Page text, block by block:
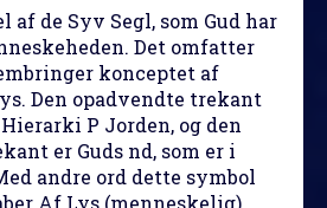
af de Syv Segl, som Gud har
Det omfatter
konceptet af
Den opadvendte trekant
P Jorden, og den
er Guds nd, som er i
andre ord dette symbol